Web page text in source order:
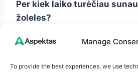
Manage
To provide the best experiences, we use
Per kiek laiko turėčiau
žoleles?
nes vėliau naudingų